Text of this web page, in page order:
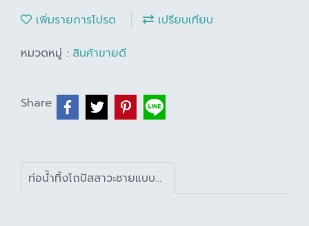
เพิ่มรายการโปรด
เปรียบเทียบ
หมวดหมู่ : สินค้าขายดี
Share
ท่อน้ำทิ้งโถปัสสาวะชายแบบกระปุก CT681